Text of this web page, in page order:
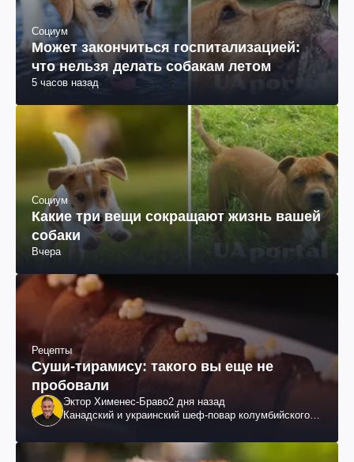
Социум
Может закончиться госпитализацией:
что нельзя делать собакам летом
5 часов назад
Социум
Какие три вещи сокращают жизнь вашей
собаки
Вчера
Рецепты
Суши-тирамису: такого вы еще не
пробовали
Эктор Хименес-Браво2 дня назад
Канадский и украинский шеф-повар колумбийского